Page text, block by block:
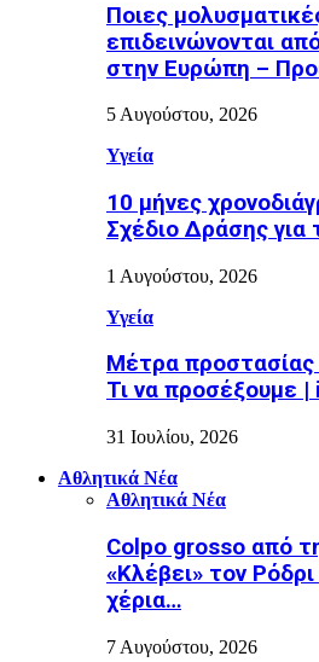
Ποιες
επιδεινώνονται
στην Ευρώπη –
5 Αυγούστου, 2026
Υγεία
10 μήνες
Σχέδιο Δράσης για
1 Αυγούστου, 2026
Υγεία
Μέτρα προστασίας
Τι να προσέξουμε |
31 Ιουλίου, 2026
Αθλητικά Νέα
Αθλητικά Νέα
Colpo grosso από
«Κλέβει» τον
χέρια…
7 Αυγούστου, 2026